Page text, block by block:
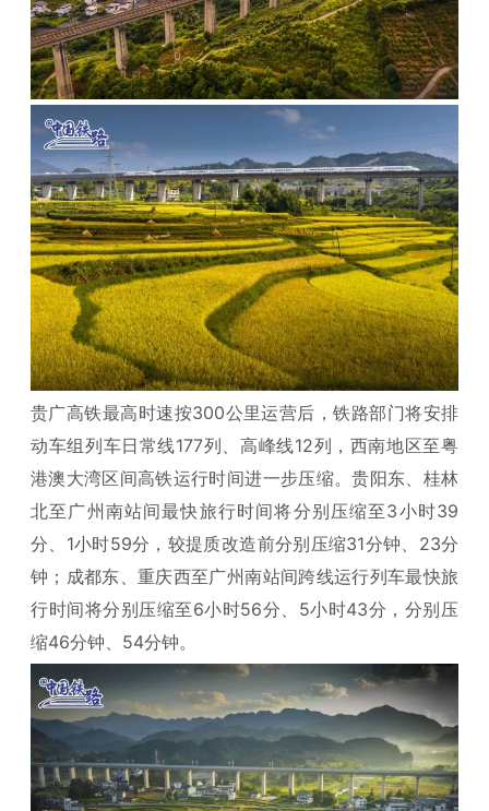
贵广高铁最高时速按300公里运营后，铁路部门将安排
动车组列车日常线177列、高峰线12列，西南地区至粤
港澳大湾区间高铁运行时间进一步压缩。贵阳东、桂林
北至广州南站间最快旅行时间将分别压缩至3小时39
分、1小时59分，较提质改造前分别压缩31分钟、23分
钟；成都东、重庆西至广州南站间跨线运行列车最快旅
行时间将分别压缩至6小时56分、5小时43分，分别压
缩46分钟、54分钟。